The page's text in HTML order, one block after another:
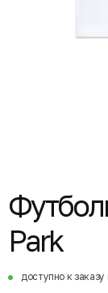
Park
доступно к заказу